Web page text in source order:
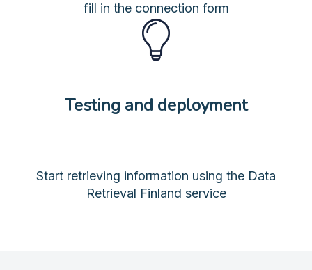
fill in the connection form
Testing and deployment
Start retrieving information using the Data
Retrieval Finland service